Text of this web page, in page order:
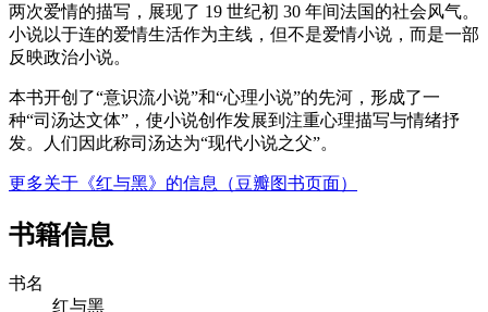
两次爱情的描写，展现了 19 世纪初 30 年间法国的社会风气。
小说以于连的爱情生活作为主线，但不是爱情小说，而是一部
反映政治小说。
本书开创了“意识流小说”和“心理小说”的先河，形成了一
种“司汤达文体”，使小说创作发展到注重心理描写与情绪抒
发。人们因此称司汤达为“现代小说之父”。
更多关于《红与黑》的信息（豆瓣图书页面）
书籍信息
书名
红与黑